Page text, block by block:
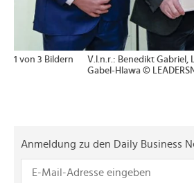
1 von 3 Bildern
V.l.n.r.: Benedikt Gabriel,
Gabel-Hlawa ©
Anmeldung zu den Daily Business